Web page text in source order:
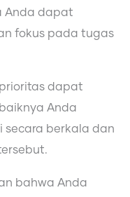
Anda dapat
fokus pada tugas
dapat
Anda
secara berkala dan
bahwa Anda